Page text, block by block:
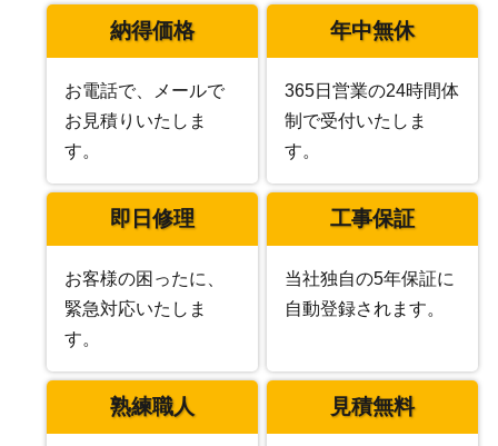
納得価格
お電話で、メールで
お見積りいたしま
す。
年中無休
365日営業の24時間体
制で受付いたしま
す。
即日修理
お客様の困ったに、
緊急対応いたしま
す。
工事保証
当社独自の5年保証に
自動登録されます。
熟練職人 見積無料